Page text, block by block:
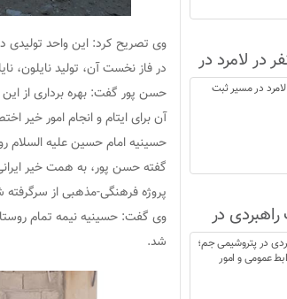
در فاز نخست آن، تولید
آن برای ایتام و انجام امور خیر
حسینیه امام حسین علیه السلام
گفته حسن پور، به همت خیر
پروژه فرهنگی-مذهبی از سرگرفته
شد.
شهادت ۲۱ نفر در لامرد در
گرفت
راهبردی در
حاجی‌دولو
و امور